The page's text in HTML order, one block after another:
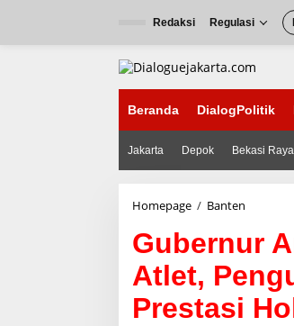
Redaksi Regulasi
Beranda DialogPolitik
Jakarta Depok Bekasi Raya
Homepage / Banten
b
e
r
n
Gubernur
Atlet,
Prestasi